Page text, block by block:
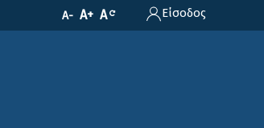
A- A+ A Είσοδος